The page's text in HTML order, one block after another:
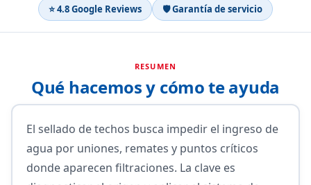
⭐ 4.8 Google Reviews 🛡 Garantía de servicio
RESUMEN
Qué hacemos y cómo te ayuda
El sellado de techos busca impedir el ingreso de
agua por uniones, remates y puntos críticos
donde aparecen filtraciones. La clave es